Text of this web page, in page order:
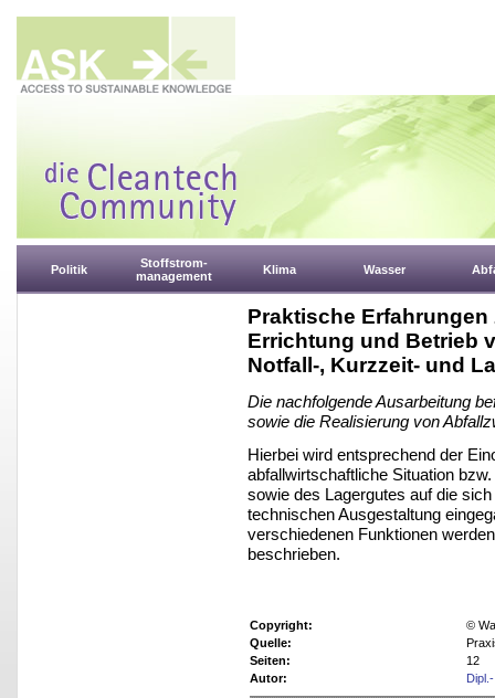
Politik
Stoffstrom-
management
Klima Wasser
Praktische
Errichtung und Betrieb
Notfall-, Kurzzeit- und
Die nachfolgende Ausarbeitung
sowie die Realisierung von
Hierbei wird entsprechend der
abfallwirtschaftliche Situation
sowie des Lagergutes auf die
technischen Ausgestaltung
verschiedenen Funktionen
beschrieben.
Copyright:
©
Quelle:
Seiten:
12
Autor: